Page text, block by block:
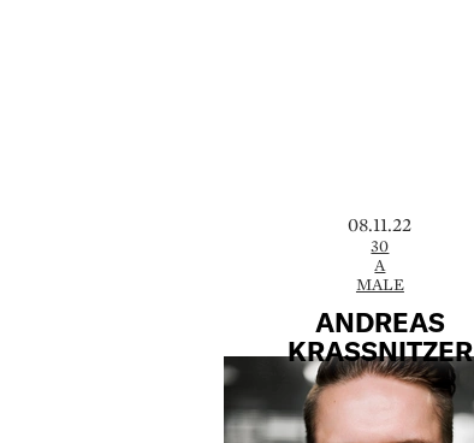
08.11.22
30
A
MALE
ANDREAS
KRASSNITZER